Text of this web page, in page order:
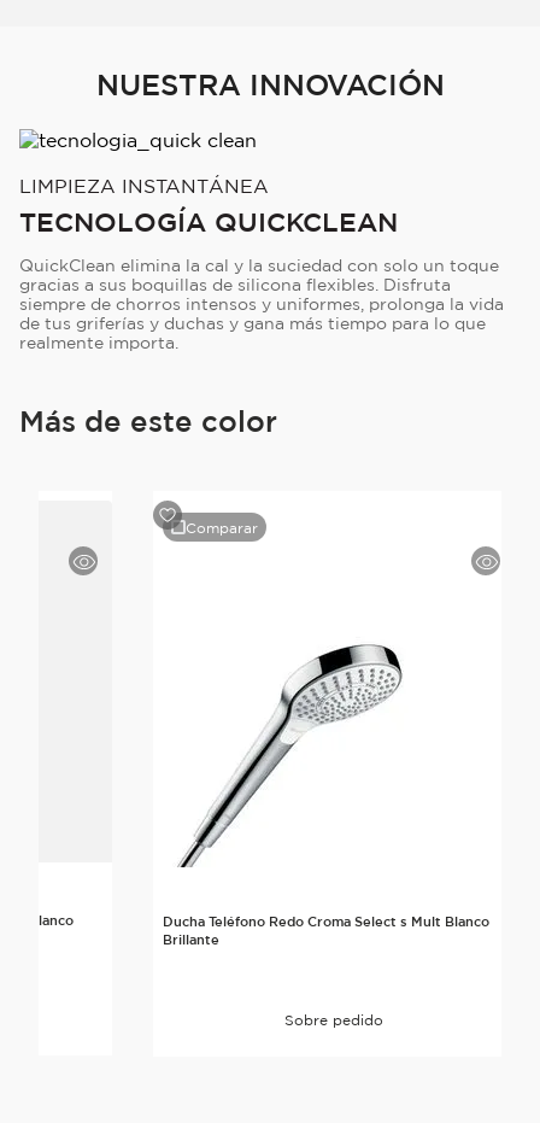
NUESTRA INNOVACIÓN
LIMPIEZA INSTANTÁNEA
TECNOLOGÍA QUICKCLEAN
QuickClean elimina la cal y la suciedad con solo un toque
gracias a sus boquillas de silicona flexibles. Disfruta
siempre de chorros intensos y uniformes, prolonga la vida
de tus griferías y duchas y gana más tiempo para lo que
realmente importa.
Más de este color
Blanco
Comparar
Ducha Teléfono Redo Croma Select s Mult Blanco
Brillante
Sobre pedido